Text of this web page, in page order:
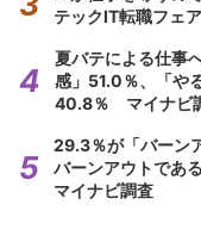
テックIT転職フェ
夏バテによる仕事
感」51.0％、「や
40.8％ マイナビ
29.3％が「バーン
バーンアウトであ
マイナビ調査